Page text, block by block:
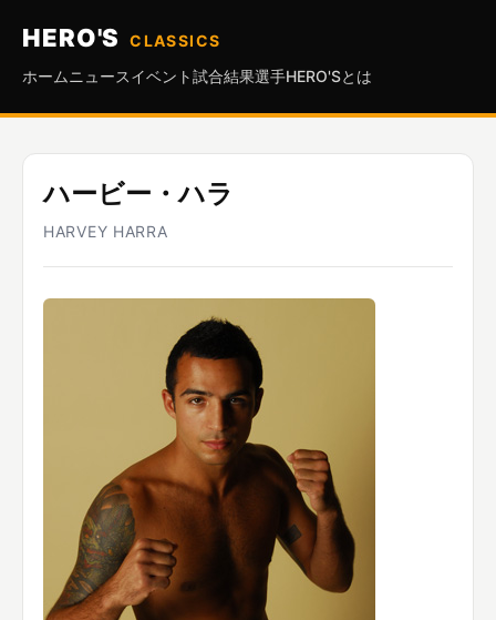
HERO'S
CLASSICS
ホーム ニュースイベント試合結果選手HERO'Sとは
ハービー・ハラ
HARVEY HARRA